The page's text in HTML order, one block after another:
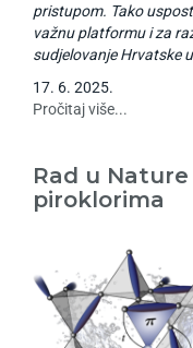
pristupom. Tako
važnu platformu i za
sudjelovanje Hrvatske
17. 6. 2025.
Pročitaj više...
Rad u
piroklorima